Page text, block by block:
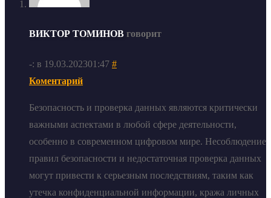
ВИКТОР ТОМИНОВ говорит
-: в 19.03.202301:47 #
Коментарий
Безопасность и проверка данных являются критически
важными аспектами в любой сфере деятельности,
особенно в современном цифровом мире. Несоблюдение
правил безопасности и недостаточная проверка данных
могут привести к серьезным последствиям, таким как
утечка конфиденциальной информации, кража личных